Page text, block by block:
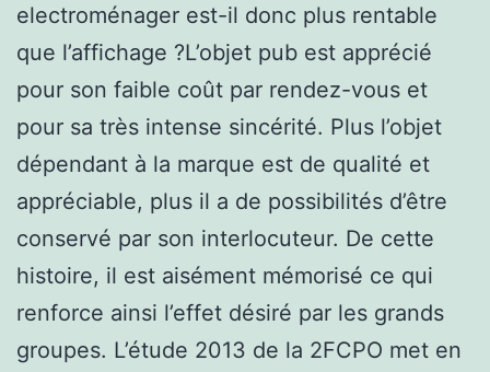
electroménager est-il donc plus rentable
que l’affichage ?L’objet pub est apprécié
pour son faible coût par rendez-vous et
pour sa très intense sincérité. Plus l’objet
dépendant à la marque est de qualité et
appréciable, plus il a de possibilités d’être
conservé par son interlocuteur. De cette
histoire, il est aisément mémorisé ce qui
renforce ainsi l’effet désiré par les grands
groupes. L’étude 2013 de la 2FCPO met en